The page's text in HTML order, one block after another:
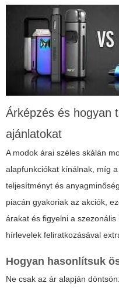
Árképzés és hogyan
ajánlatokat
A modok árai széles skálán
alapfunkciókat kínálnak, míg
teljesítményt és
piacán gyakoriak az akciók,
árakat és figyelni a
hírlevelek feliratkozásával
Hogyan hasonlítsuk
Ne csak az ár alapján